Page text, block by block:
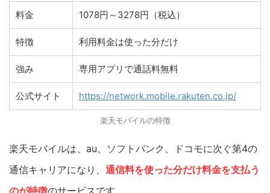
料金 1078円～3278円（税込）
特徴 利用料金は使った分だけ
強み 専用アプリで通話料無料
公式サイト https://network.mobile.rakuten.co.jp/
楽天モバイルの特徴
楽天モバイルは、au、ソフトバンク、ドコモに次ぐ第4の
通信キャリアになり、 通信料を使った分だけ料金を支払う
のが特徴のサービスです。